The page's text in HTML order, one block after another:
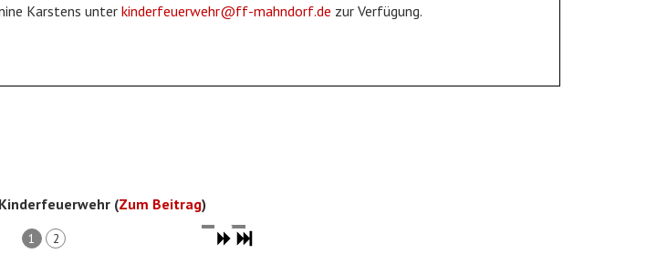
Karstens unter kinderfeuerwehr@ff-mahndorf.de zur Verfügung.
(Zum Beitrag)
1 2